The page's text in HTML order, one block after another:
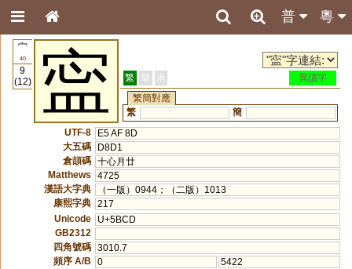
粵
普
宀
40
9
(12)
寍 繁 簡 港
異讀字
繁簡對應
繁
簡
UTF-8
E5 AF 8D
大五碼
D8D1
倉頡碼 十心月廿
Matthews
4725
漢語大字典
（一版）0944；（二版）1013
康熙字典 217
Unicode
U+5BCD
GB2312
四角號碼 3010.7
頻序 A/B
0
5422